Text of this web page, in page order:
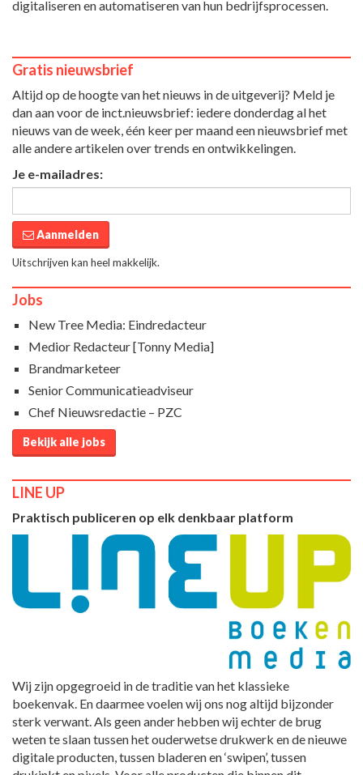
digitaliseren en automatiseren van hun bedrijfsprocessen.
Gratis nieuwsbrief
Altijd op de hoogte van het nieuws in de uitgeverij? Meld je
dan aan voor de inct.nieuwsbrief: iedere donderdag al het
nieuws van de week, één keer per maand een nieuwsbrief met
alle andere artikelen over trends en ontwikkelingen.
Je e-mailadres:
Aanmelden
Uitschrijven kan heel makkelijk.
Jobs
New Tree Media: Eindredacteur
Medior Redacteur [Tonny Media]
Brandmarketeer
Senior Communicatieadviseur
Chef Nieuwsredactie – PZC
Bekijk alle jobs
LINE UP
Praktisch publiceren op elk denkbaar platform
Wij zijn opgegroeid in de traditie van het klassieke
boekenvak. En daarmee voelen wij ons nog altijd bijzonder
sterk verwant. Als geen ander hebben wij echter de brug
weten te slaan tussen het ouderwetse drukwerk en de nieuwe
digitale producten, tussen bladeren en ‘swipen’, tussen